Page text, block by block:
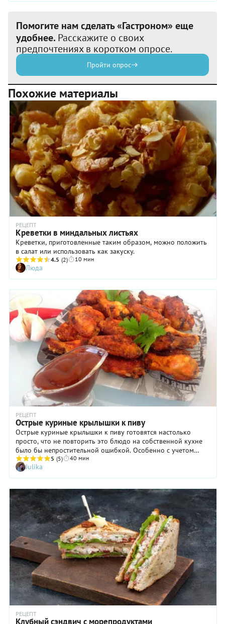
Помогите нам сделать «Гастроном» еще
удобнее. Расскажите о своих
предпочтениях в коротком опросе.
Пройти опрос
Похожие материалы
РЕЦЕПТ
Креветки в миндальных листьях
Креветки, приготовленные таким образом, можно положить
в салат или использовать как закуску.
4.5 (2) 10 мин
Люда
РЕЦЕПТ
Острые куриные крылышки к пиву
Острые куриные крылышки к пиву готовятся настолько
просто, что не повторить это блюдо на собственной кухне
было бы непростительной ошибкой. Особенно с учетом
того, что оно получается необыкновенно вкусным и
ароматным! Да и подать такие крылышки можно вовсе не
только к пенному напитку, а и просто так, на ужин,
сопроводив зеленый салатом или картофельным пюре.
Степень остроты блюда, разумеется, можно регулировать по
собственному желанию. Можно даже вовсе не добавлять
жгучий перец и табаско, оставив только сладкую паприку!
Но все же, если речь идет именно о закуске к пиву, то
куриные крылышки точно должны быть острыми: так будет и
правильнее, и вкуснее.
5 (5) 40 мин
Julika
РЕЦЕПТ
Клубный сэндвич с морепродуктами